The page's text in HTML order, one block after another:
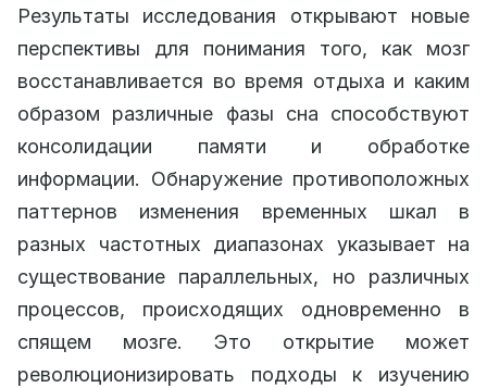
Результаты исследования открывают новые
перспективы для понимания того, как мозг
восстанавливается во время отдыха и каким
образом различные фазы сна способствуют
консолидации памяти и обработке
информации. Обнаружение противоположных
паттернов изменения временных шкал в
разных частотных диапазонах указывает на
существование параллельных, но различных
процессов, происходящих одновременно в
спящем мозге. Это открытие может
революционизировать подходы к изучению